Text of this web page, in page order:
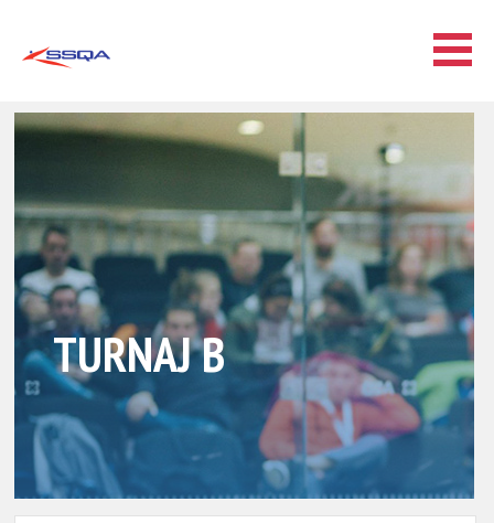
TURNAJ B